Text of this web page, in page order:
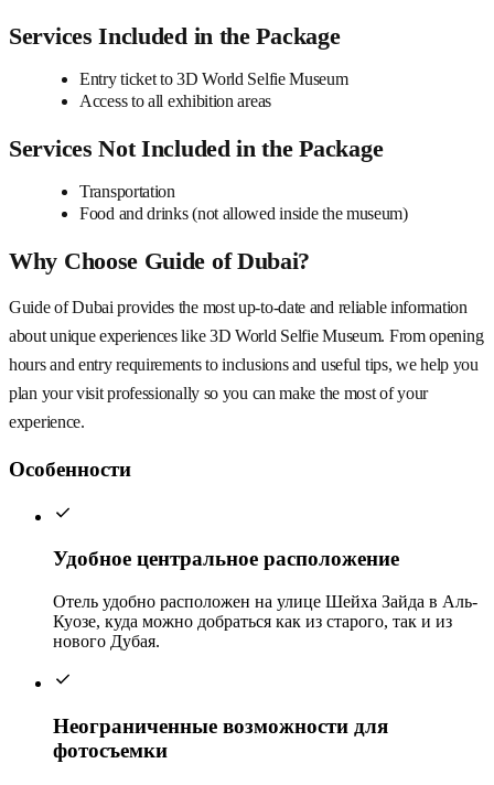
Services Included in the Package
Entry ticket to 3D World Selfie Museum
Access to all exhibition areas
Services Not Included in the Package
Transportation
Food and drinks (not allowed inside the museum)
Why Choose Guide of Dubai?
Guide of Dubai provides the most up-to-date and reliable information
about unique experiences like 3D World Selfie Museum. From opening
hours and entry requirements to inclusions and useful tips, we help you
plan your visit professionally so you can make the most of your
experience.
Особенности
Удобное центральное расположение
Отель удобно расположен на улице Шейха Зайда в Аль-
Куозе, куда можно добраться как из старого, так и из
нового Дубая.
Неограниченные возможности для
фотосъемки